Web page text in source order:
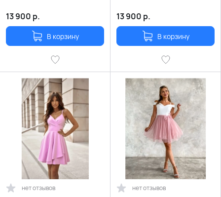
13 900 р.
В корзину
13 900 р.
В корзину
нет отзывов нет отзывов